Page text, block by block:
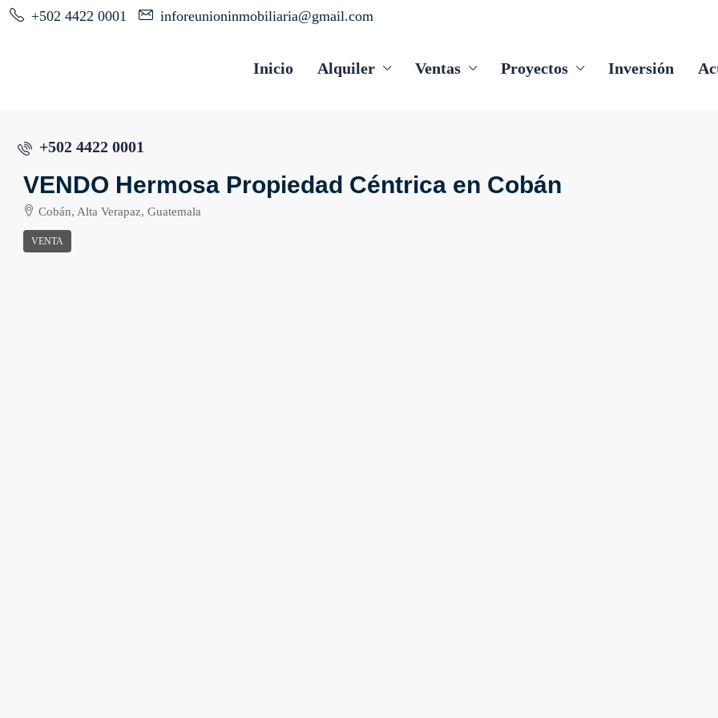
+502 4422 0001 inforeunioninmobiliaria@gmail.com
Inicio Alquiler Ventas Proyectos Inversión
+502 4422 0001
VENDO Hermosa Propiedad Céntrica en Cobán
Cobán, Alta Verapaz, Guatemala
VENTA